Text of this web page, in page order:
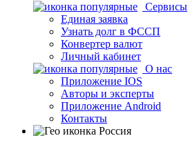
Сервисы
Единая заявка
Узнать долг в ФССП
Конвертер валют
Личный кабинет
О нас
Приложение IOS
Авторы и эксперты
Приложение Android
Контакты
Россия